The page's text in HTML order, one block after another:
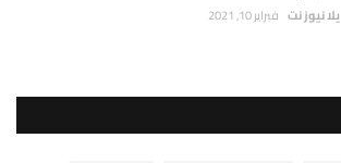
يلا نيوز نت فبراير 10, 2021